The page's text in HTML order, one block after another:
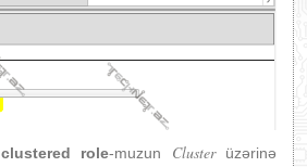
clustered role-muzun Clusterüzərinə